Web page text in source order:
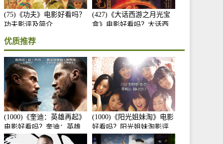
(75)《功夫》电影好看吗？
功夫影评及简介
(427)《大话西游之月光宝
盒》电影好看吗？大话西
优质推荐
(1000)《奎迪：英雄再起》
电影好看吗？奎迪：英雄
再起影评及简介
(1000)《阳光姐妹淘》电影
好看吗？阳光姐妹淘影评
及简介